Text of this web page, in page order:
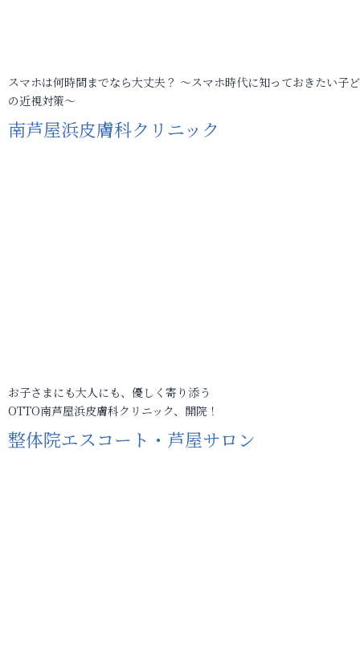
スマホは何時間までなら大丈夫？ ～スマホ時代に知っておきたい子
の近視対策～
南芦屋浜皮膚科クリニック
お子さまにも大人にも、優しく寄り添う
OTTO南芦屋浜皮膚科クリニック、開院！
整体院エスコート・芦屋サロン